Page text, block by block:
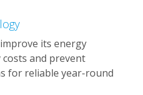
its energy
and prevent
for reliable year-round